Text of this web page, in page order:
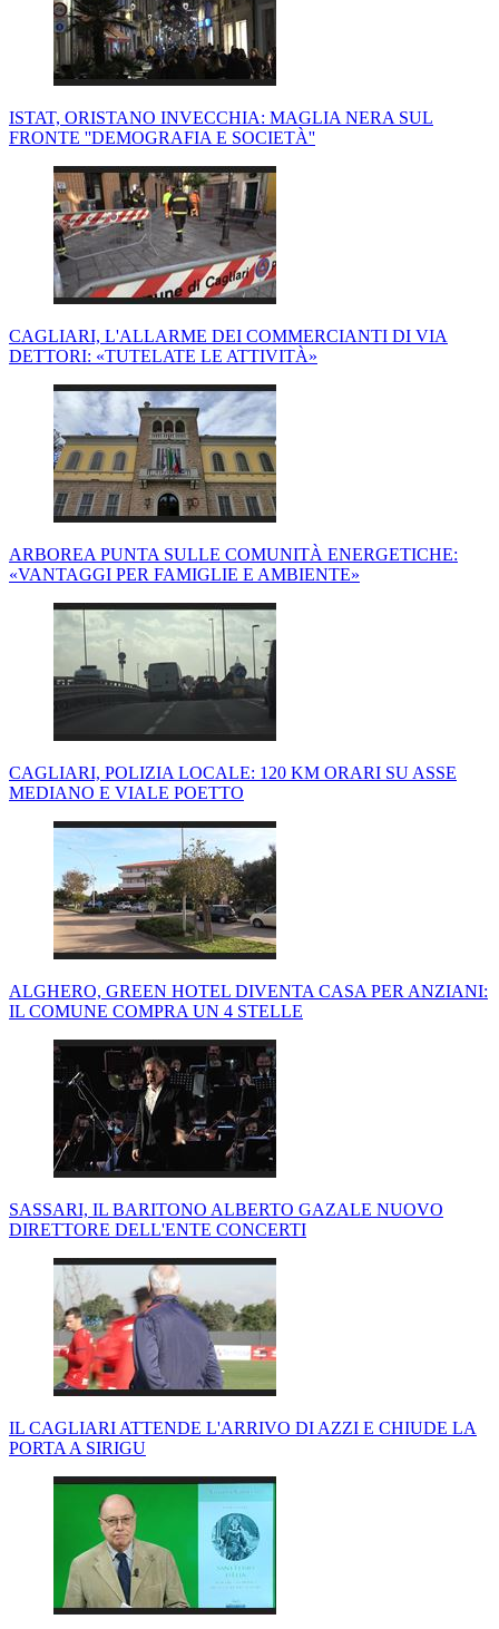
ISTAT, ORISTANO INVECCHIA: MAGLIA NERA SUL
FRONTE ''DEMOGRAFIA E SOCIETÀ''
CAGLIARI, L'ALLARME DEI COMMERCIANTI DI VIA
DETTORI: «TUTELATE LE ATTIVITÀ»
ARBOREA PUNTA SULLE COMUNITÀ ENERGETICHE:
«VANTAGGI PER FAMIGLIE E AMBIENTE»
CAGLIARI, POLIZIA LOCALE: 120 KM ORARI SU ASSE
MEDIANO E VIALE POETTO
ALGHERO, GREEN HOTEL DIVENTA CASA PER ANZIANI:
IL COMUNE COMPRA UN 4 STELLE
SASSARI, IL BARITONO ALBERTO GAZALE NUOVO
DIRETTORE DELL'ENTE CONCERTI
IL CAGLIARI ATTENDE L'ARRIVO DI AZZI E CHIUDE LA
PORTA A SIRIGU